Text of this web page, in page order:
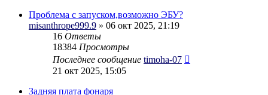
Проблема с запуском,возможно ЭБУ?
misanthrope999.9 » 06 окт 2025, 21:19
16 Ответы
18384 Просмотры
Последнее сообщение timoha-07
21 окт 2025, 15:05
Задняя плата фонаря